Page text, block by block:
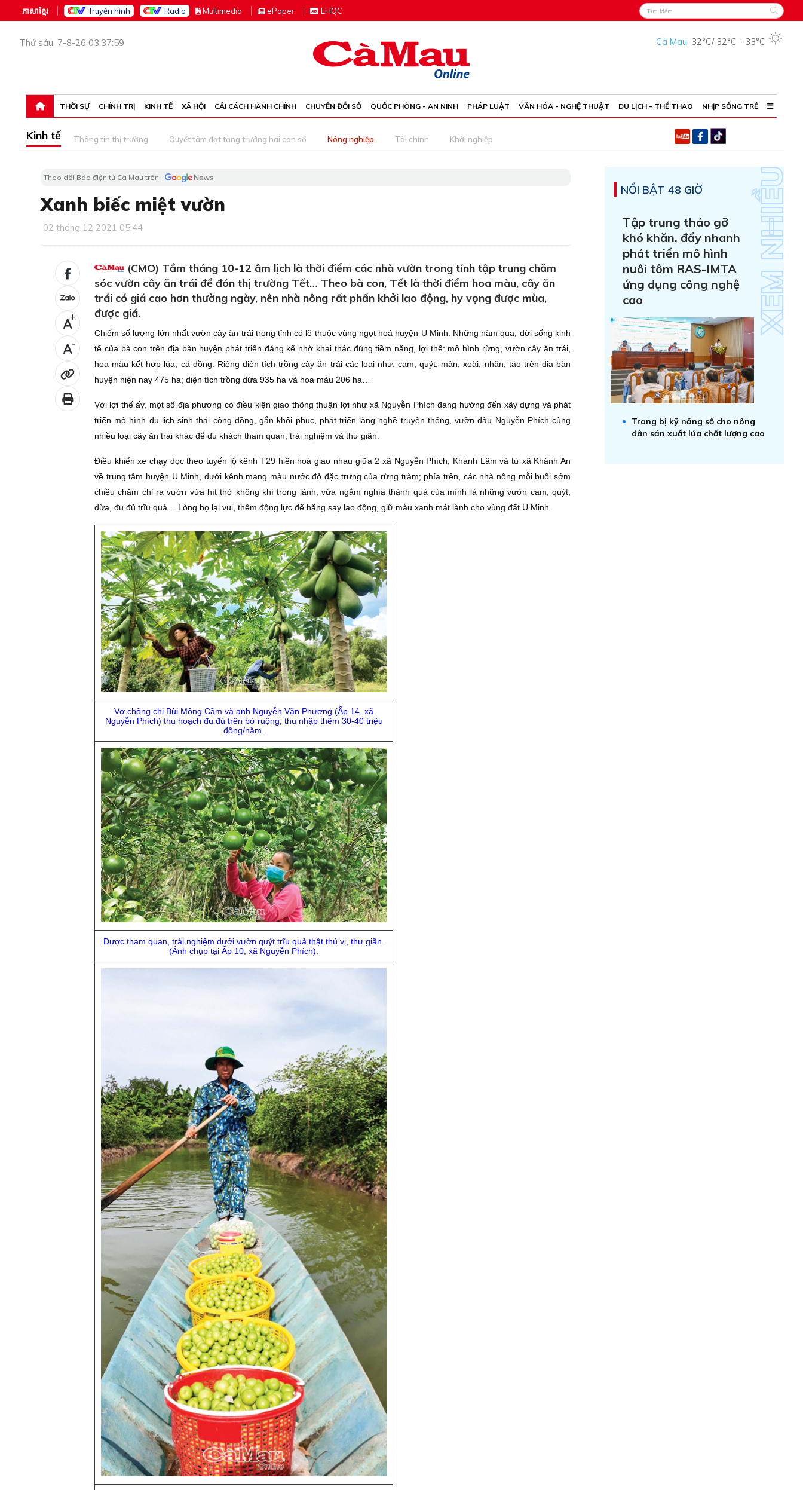
ភាសាខ្មែរ Truyền hình Radio Multimedia ePaper LHQC
Thứ sáu, 7-8-26 03:37:59 Cà Mau, 32°C/ 32°C - 33°C
THỜI SỰ CHÍNH TRỊ KINH TẾ XÃ HỘI CẢI CÁCH HÀNH CHÍNH CHUYỂN ĐỔI SỐ QUỐC PHÒNG - AN NINH PHÁP LUẬT VĂN HÓA - NGHỆ THUẬT DU LỊCH - THỂ THAO NHỊP SỐNG TRẺ
Kinh tế Thông tin thị trường Quyết tâm đạt tăng trưởng hai con số Nông nghiệp Tài chính Khởi nghiệp
Theo dõi Báo điện tử Cà Mau trên
Xanh biếc miệt vườn
02 tháng 12 2021 05:44
+
-
(CMO) Tầm tháng 10-12 âm lịch là thời điểm các nhà vườn trong tỉnh tập trung chăm
sóc vườn cây ăn trái để đón thị trường Tết… Theo bà con, Tết là thời điểm hoa màu, cây ăn
trái có giá cao hơn thường ngày, nên nhà nông rất phấn khởi lao động, hy vọng được mùa,
được giá.
Chiếm số lượng lớn nhất vườn cây ăn trái trong tỉnh có lẽ thuộc vùng ngọt hoá huyện U Minh. Những năm qua, đời sống kinh
tế của bà con trên địa bàn huyện phát triển đáng kể nhờ khai thác đúng tiềm năng, lợi thế: mô hình rừng, vườn cây ăn trái,
hoa màu kết hợp lúa, cá đồng. Riêng diện tích trồng cây ăn trái các loại như: cam, quýt, mận, xoài, nhãn, táo trên địa bàn
huyện hiện nay 475 ha; diện tích trồng dừa 935 ha và hoa màu 206 ha…
Với lợi thế ấy, một số địa phương có điều kiện giao thông thuận lợi như xã Nguyễn Phích đang hướng đến xây dựng và phát
triển mô hình du lịch sinh thái cộng đồng, gắn khôi phục, phát triển làng nghề truyền thống, vườn dâu Nguyễn Phích cùng
nhiều loại cây ăn trái khác để du khách tham quan, trải nghiệm và thư giãn.
Ðiều khiển xe chạy dọc theo tuyến lộ kênh T29 hiền hoà giao nhau giữa 2 xã Nguyễn Phích, Khánh Lâm và từ xã Khánh An
về trung tâm huyện U Minh, dưới kênh mang màu nước đỏ đặc trưng của rừng tràm; phía trên, các nhà nông mỗi buổi sớm
chiều chăm chỉ ra vườn vừa hít thở không khí trong lành, vừa ngắm nghía thành quả của mình là những vườn cam, quýt,
dừa, đu đủ trĩu quả… Lòng họ lại vui, thêm động lực để hăng say lao động, giữ màu xanh mát lành cho vùng đất U Minh.
Vợ chồng chị Bùi Mộng Cầm và anh Nguyễn Văn Phương (Ấp 14, xã
Nguyễn Phích) thu hoạch đu đủ trên bờ ruộng, thu nhập thêm 30-40 triệu
đồng/năm.
Ðược tham quan, trải nghiệm dưới vườn quýt trĩu quả thật thú vị, thư giãn.
(Ảnh chụp tại Ấp 10, xã Nguyễn Phích).
NỔI BẬT 48 GIỜ
Tập trung tháo gỡ
khó khăn, đẩy nhanh
phát triển mô hình
nuôi tôm RAS-IMTA
ứng dụng công nghệ
cao
Trang bị kỹ năng số cho nông
dân sản xuất lúa chất lượng cao